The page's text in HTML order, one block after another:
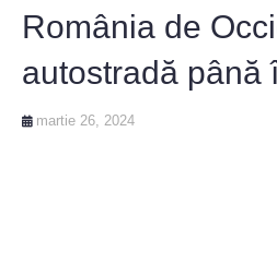
România de
autostradă până
martie 26, 2024